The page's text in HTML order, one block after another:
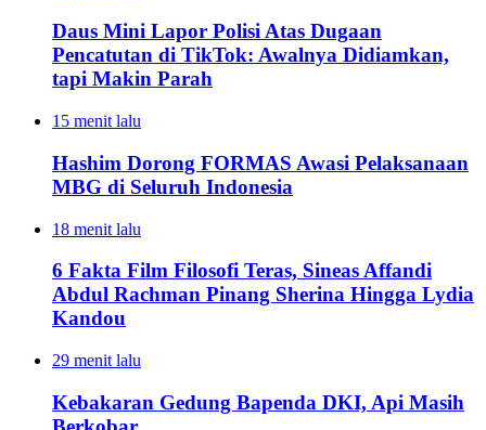
Daus Mini Lapor Polisi Atas Dugaan
Pencatutan di TikTok: Awalnya Didiamkan,
tapi Makin Parah
15 menit lalu
Hashim Dorong FORMAS Awasi Pelaksanaan
MBG di Seluruh Indonesia
18 menit lalu
6 Fakta Film Filosofi Teras, Sineas Affandi
Abdul Rachman Pinang Sherina Hingga Lydia
Kandou
29 menit lalu
Kebakaran Gedung Bapenda DKI, Api Masih